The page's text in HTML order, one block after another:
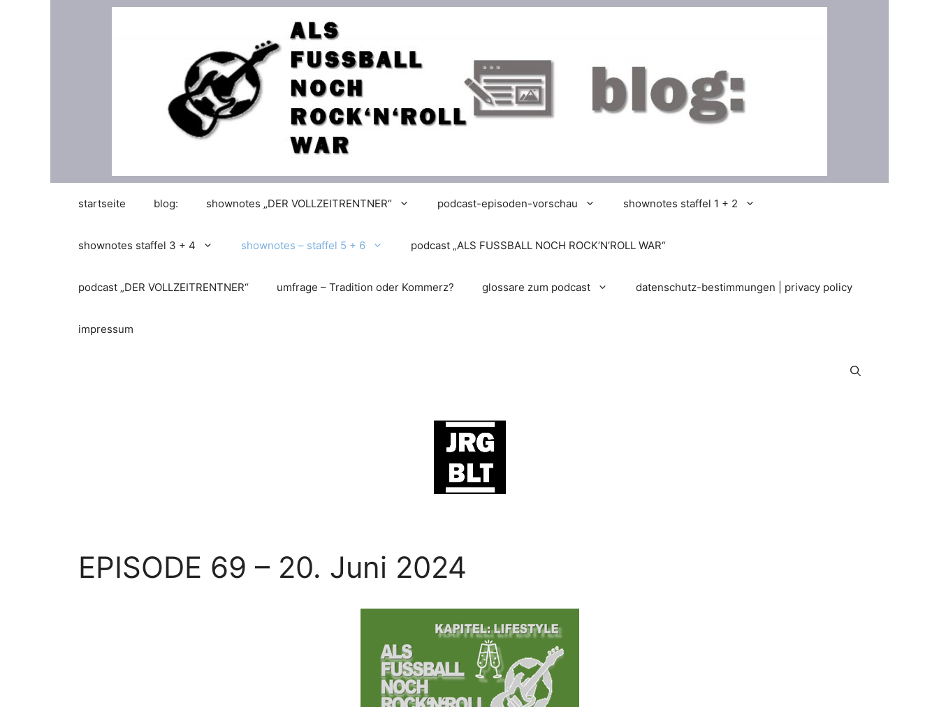
startseite blog: shownotes „DER VOLLZEITRENTNER“ podcast-episoden-vorschau shownotes staffel 1 + 2
shownotes staffel 3 + 4 shownotes – staffel 5 + 6 podcast „ALS FUSSBALL NOCH ROCK’N’ROLL WAR“
podcast „DER VOLLZEITRENTNER“ umfrage – Tradition oder Kommerz? glossare zum podcast datenschutz-bestimmungen | privacy policy
impressum
EPISODE 69 – 20. Juni 2024